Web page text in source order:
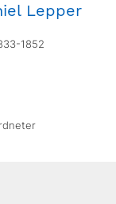
Lepper
1852